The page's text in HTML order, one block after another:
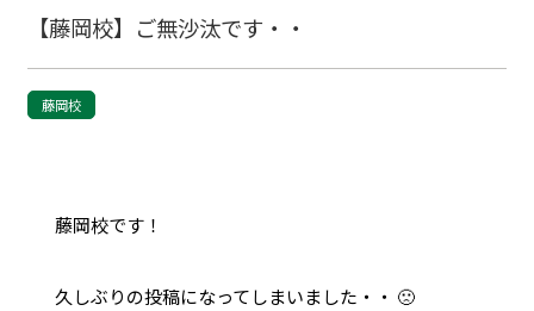
【藤岡校】ご無沙汰です・・
藤岡校
藤岡校です！
久しぶりの投稿になってしまいました・・ 🙁